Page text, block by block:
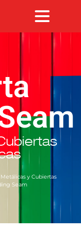
Metálicas y Cubiertas
Seam